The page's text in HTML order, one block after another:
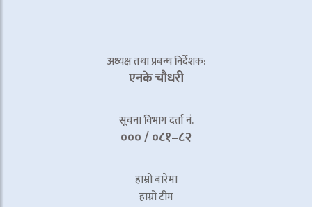
अध्यक्ष तथा प्रबन्ध निर्देशक:
एनके चाैधरी
सूचना विभाग दर्ता नं.
००० / ०८१–८२
हाम्रो बारेमा
हाम्रो टीम